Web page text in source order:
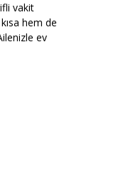
vakit
hem de
ev